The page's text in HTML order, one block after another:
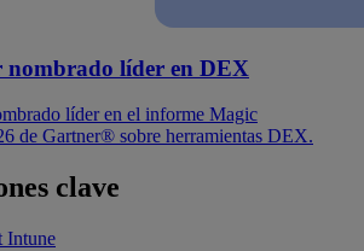
nombrado líder en DEX
líder en el informe Magic
de Gartner® sobre herramientas DEX.
clave
Intune